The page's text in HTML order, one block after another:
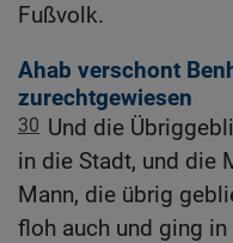
Fußvolk.
Ahab verschont
zurechtgewiesen
30 Und die
in die Stadt, und die
Mann, die übrig
floh auch und ging